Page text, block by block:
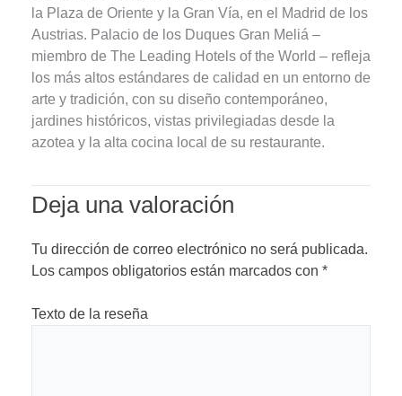
la Plaza de Oriente y la Gran Vía, en el Madrid de los
Austrias. Palacio de los Duques Gran Meliá –
miembro de The Leading Hotels of the World – refleja
los más altos estándares de calidad en un entorno de
arte y tradición, con su diseño contemporáneo,
jardines históricos, vistas privilegiadas desde la
azotea y la alta cocina local de su restaurante.
Deja una valoración
Tu dirección de correo electrónico no será publicada.
Los campos obligatorios están marcados con *
Texto de la reseña